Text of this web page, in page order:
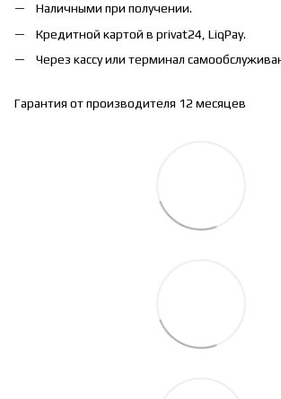
Наличными при получении.
Кредитной картой в privat24, LiqPay.
Через кассу или терминал
Гарантия от производителя 12 месяцев